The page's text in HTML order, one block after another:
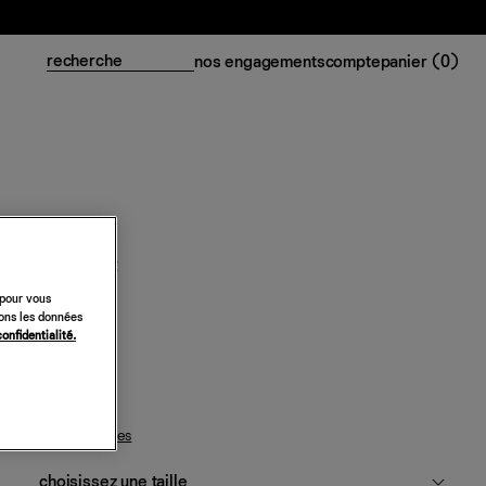
nos engagementscomptepanier (0)
Veste Cruz
298 €
guide des tailles
vous
les données